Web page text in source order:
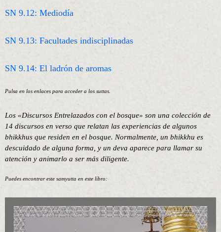
SN 9.12: Mediodía
SN 9.13: Facultades indisciplinadas
SN 9.14: El ladrón de aromas
Pulsa en los enlaces para acceder a los suttas.
Los «Discursos Entrelazados con el bosque» son una colección de
14 discursos en verso que relatan las experiencias de algunos
bhikkhus que residen en el bosque. Normalmente, un bhikkhu es
descuidado de alguna forma, y un deva aparece para llamar su
atención y animarlo a ser más diligente.
Puedes encontrar este samyutta en este libro: